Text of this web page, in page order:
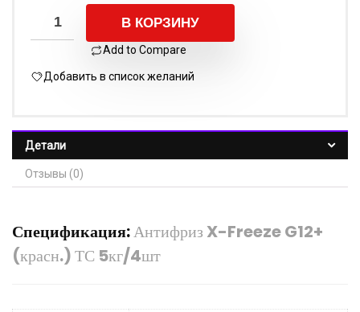
В КОРЗИНУ
Add to Compare
Добавить в список желаний
Детали
Отзывы (0)
Спецификация:Антифриз X-Freeze G12+
(красн.) ТС 5кг/4шт